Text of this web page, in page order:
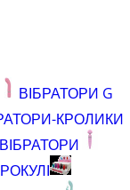
ВІБРАТОРИ G
КРОЛИКИ